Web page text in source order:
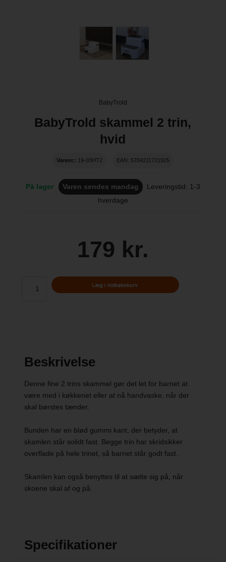
BabyTrold
BabyTrold skammel 2 trin,
hvid
Varenr.: 19-03HT2 EAN: 5704211721925
På lager Varen sendes mandag
Leveringstid: 1-3
hverdage
179 kr.
Beskrivelse
Denne fine 2 trins skammel gør det let for barnet at
være med i køkkenet eller at nå handvaske, når der
skal børstes tænder.
Bunden har en blød gummi kant, der betyder, at
skamlen står solidt fast. Begge trin har skridsikker
overflade på hele trinet, så barnet står godt fast.
Skamlen kan også benyttes til at sætte sig på, når
skoene skal af og på.
Specifikationer